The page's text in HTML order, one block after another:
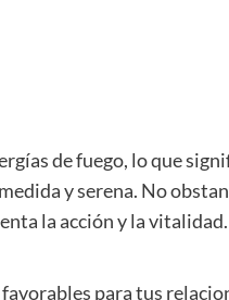
de fuego, lo que
y serena. No
la acción y la
para tus